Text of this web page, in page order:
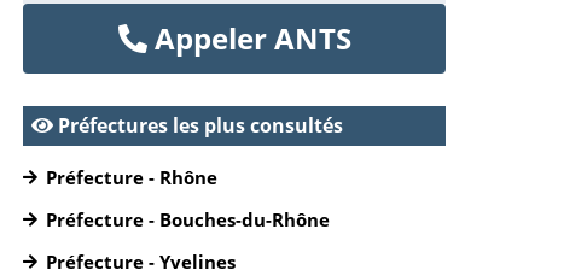
Appeler ANTS
Préfectures les plus consultés
Préfecture - Rhône
Préfecture - Bouches-du-Rhône
Préfecture - Yvelines